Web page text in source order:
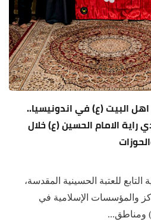
اهل البيت (ع) في اندونيسيا..
الامام الحسين (ع) خلال
للعتبة الحسينية المقدسة،
والمؤسسات الإسلامية في
ومناطق...